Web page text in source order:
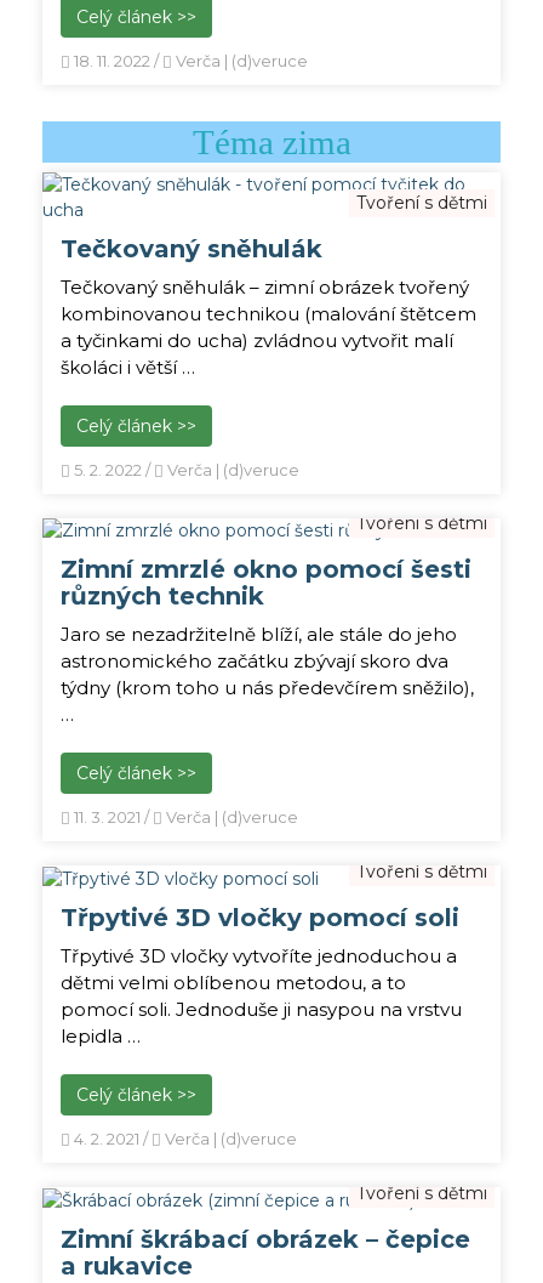
Celý článek >>
18. 11. 2022 / Verča | (d)veruce
Téma zima
Tvoření s dětmi
Tečkovaný sněhulák
Tečkovaný sněhulák – zimní obrázek tvořený
kombinovanou technikou (malování štětcem
a tyčinkami do ucha) zvládnou vytvořit malí
školáci i větší …
Celý článek >>
5. 2. 2022 / Verča | (d)veruce
Tvoření s dětmi
Zimní zmrzlé okno pomocí šesti
různých technik
Jaro se nezadržitelně blíží, ale stále do jeho
astronomického začátku zbývají skoro dva
týdny (krom toho u nás předevčírem sněžilo),
…
Celý článek >>
11. 3. 2021 / Verča | (d)veruce
Tvoření s dětmi
Třpytivé 3D vločky pomocí soli
Třpytivé 3D vločky vytvoříte jednoduchou a
dětmi velmi oblíbenou metodou, a to
pomocí soli. Jednoduše ji nasypou na vrstvu
lepidla …
Celý článek >>
4. 2. 2021 / Verča | (d)veruce
Tvoření s dětmi
Zimní škrábací obrázek – čepice
a rukavice